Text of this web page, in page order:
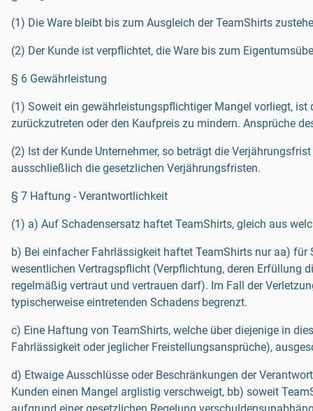
(1) Die Ware bleibt bis zum Ausgleich der TeamShirts
(2) Der Kunde ist verpflichtet, die Ware bis zum
§ 6 Gewährleistung
(1) Soweit ein gewährleistungspflichtiger Mangel vorliegt,
zurückzutreten oder den Kaufpreis zu mindern. Ansprüche
(2) Ist der Kunde Unternehmer, so beträgt die
ausschließlich die gesetzlichen Verjährungsfristen.
§ 7 Haftung - Verantwortlichkeit
(1) a) Auf Schadensersatz haftet TeamShirts, gleich aus
b) Bei einfacher Fahrlässigkeit haftet TeamShirts nur aa) für
wesentlichen Vertragspflicht (Verpflichtung, deren Erfüllung
regelmäßig vertraut und vertrauen darf). Im Fall der
typischerweise eintretenden Schadens begrenzt.
c) Eine Haftung von TeamShirts, welche über diejenige in
Fahrlässigkeit oder jeglicher Freistellungsansprüche),
d) Etwaige Ausschlüsse oder Beschränkungen der
Kunden einen Mangel arglistig verschweigt, bb) soweit